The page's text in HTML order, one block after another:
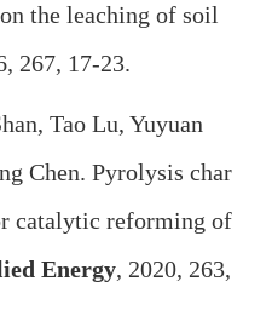
the leaching of soil
267, 17-23.
Tao Lu, Yuyuan
Chen. Pyrolysis char
catalytic reforming of
Energy, 2020, 263,